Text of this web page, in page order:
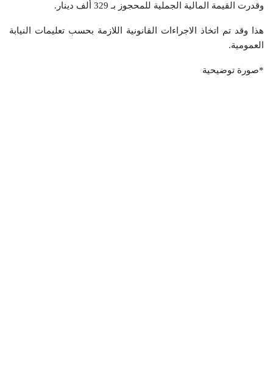
وقدرت القيمة المالية الجملية للمحجوز بـ 329 ألف دينار.
هذا وقد تم اتخاذ الاجراءات القانونية اللازمة بحسب تعليمات النيابة
العمومية.
*صورة توضيحية